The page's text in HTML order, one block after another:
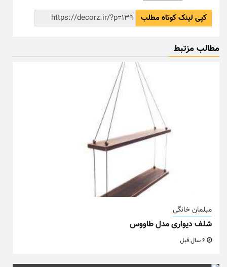
کپی لینک کوتاه مطلب
مطالب مزتبط
مبلمان خانگی
شلف دیواری مدل طاووس